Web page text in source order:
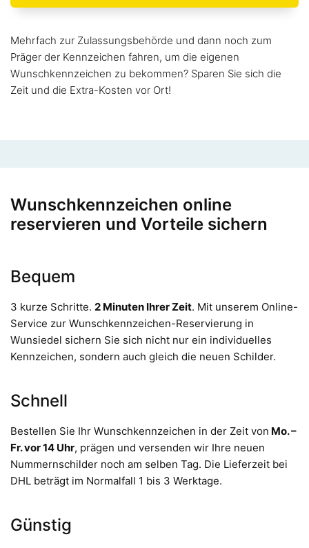
Mehrfach zur Zulassungsbehörde und dann noch zum
Präger der Kennzeichen fahren, um die eigenen
Wunschkennzeichen zu bekommen? Sparen Sie sich die
Zeit und die Extra-Kosten vor Ort!
Wunschkennzeichen online
reservieren und Vorteile sichern
Bequem
3 kurze Schritte. 2 Minuten Ihrer Zeit. Mit unserem Online-
Service zur Wunschkennzeichen-Reservierung in
Wunsiedel sichern Sie sich nicht nur ein individuelles
Kennzeichen, sondern auch gleich die neuen Schilder.
Schnell
Bestellen Sie Ihr Wunschkennzeichen in der Zeit von Mo. –
Fr. vor 14 Uhr, prägen und versenden wir Ihre neuen
Nummernschilder noch am selben Tag. Die Lieferzeit bei
DHL beträgt im Normalfall 1 bis 3 Werktage.
Günstig